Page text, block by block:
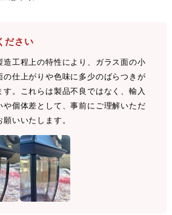
ださい
造工程上の特性により、ガラス面の小
の仕上がりや色味に多少のばらつきが
。これらは製品不良ではなく、輸入
や個体差として、事前にご理解いただ
いいたします。